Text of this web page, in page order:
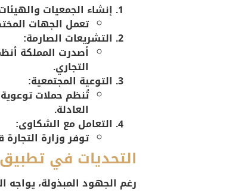
إنشاء الجمعيات
تعمل الجهات
التشريعات الصارمة:
أصدرت المملكة
التجاري.
التوعية المجتمعية:
تُنظم حملات
العادلة.
التعامل مع الشكاوى:
توفر وزارة
التحديات في
رغم الجهود المبذولة، يواجه